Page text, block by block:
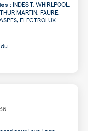
: INDESIT, WHIRLPOOL,
MARTIN, FAURE,
ELECTROLUX ...